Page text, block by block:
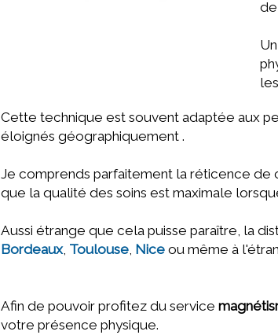
Cette technique est souvent adaptée aux
éloignés géographiquement .
Je comprends parfaitement la réticence de
que la qualité des soins est maximale
Aussi étrange que cela puisse paraître, la
Bordeaux, Toulouse, Nice ou même à
Afin de pouvoir profitez du service
votre présence physique.